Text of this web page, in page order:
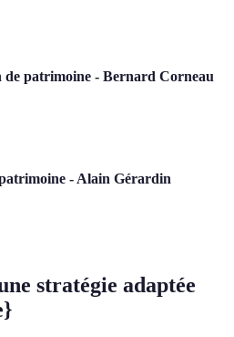
de patrimoine - Bernard Corneau
- Alain Gérardin
stratégie adaptée